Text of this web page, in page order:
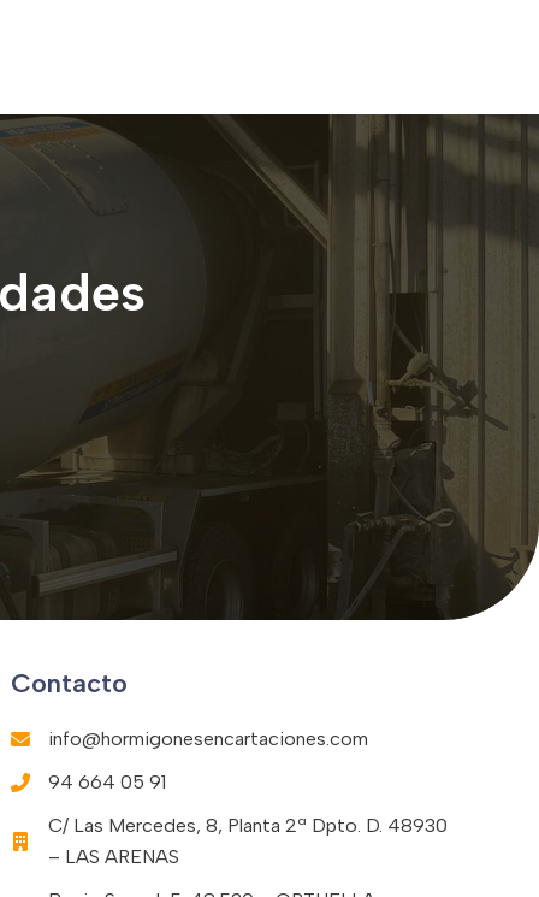
Contacto
info@hormigonesencartaciones.com
94 664 05 91
C/ Las Mercedes, 8, Planta 2ª Dpto. D. 48930
– LAS ARENAS